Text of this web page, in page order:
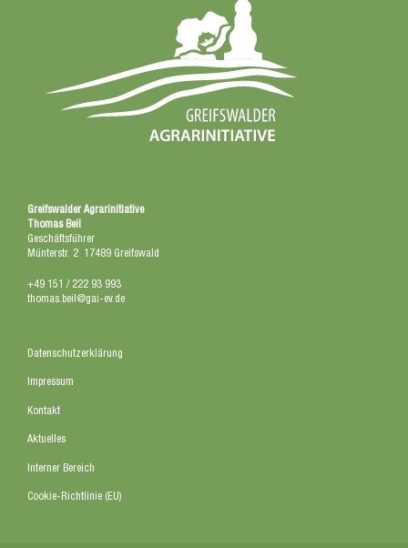
Greifswalder Agrarinitiative
Thomas Beil
Geschäftsführer
Münterstr. 2 17489 Greifswald
+49 151 / 222 93 993
thomas.beil@gai-ev.de
Datenschutzerklärung
Impressum
Kontakt
Aktuelles
Interner Bereich
Cookie-Richtlinie (EU)